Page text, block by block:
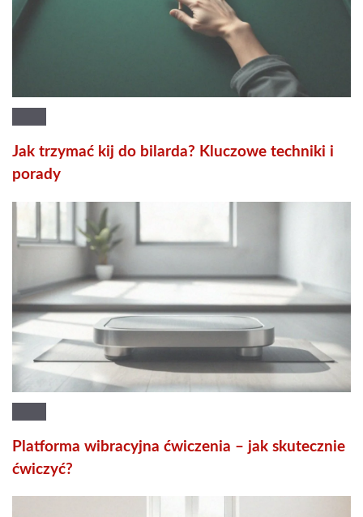
Jak trzymać kij do bilarda? Kluczowe techniki i
porady
Platforma wibracyjna ćwiczenia – jak skutecznie
ćwiczyć?